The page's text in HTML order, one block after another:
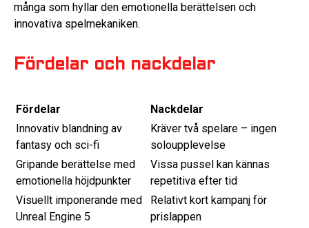
många som hyllar den emotionella berättelsen och
innovativa spelmekaniken.
Fördelar och nackdelar
Fördelar
Nackdelar
Innovativ blandning av
fantasy och sci-fi
Kräver två spelare – ingen
soloupplevelse
Gripande berättelse med
emotionella höjdpunkter
Vissa pussel kan kännas
repetitiva efter tid
Visuellt imponerande med
Unreal Engine 5
Relativt kort kampanj för
prislappen